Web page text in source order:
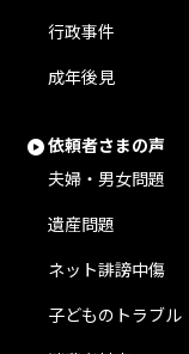
行政事件
成年後見
依頼者さまの声
夫婦・男女問題
遺産問題
ネット誹謗中傷
子どものトラブル